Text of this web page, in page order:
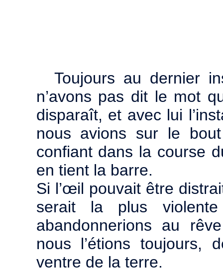
Toujours au dernier
n’avons pas dit le mot
disparaît, et avec lui
nous avions sur le
confiant dans la course
en tient la barre.
Si l’œil pouvait être
serait la plus
abandonnerions au
nous l’étions toujours,
ventre de la terre.